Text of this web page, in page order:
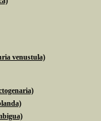
venustula)